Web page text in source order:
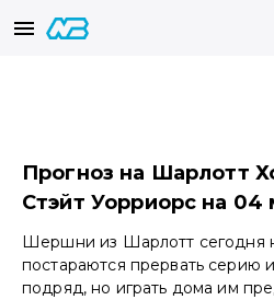
Прогноз на Шарлотт
Стэйт Уорриорс на 04
Шершни из Шарлотт сегодня
постараются прервать серию
подряд, но играть дома им